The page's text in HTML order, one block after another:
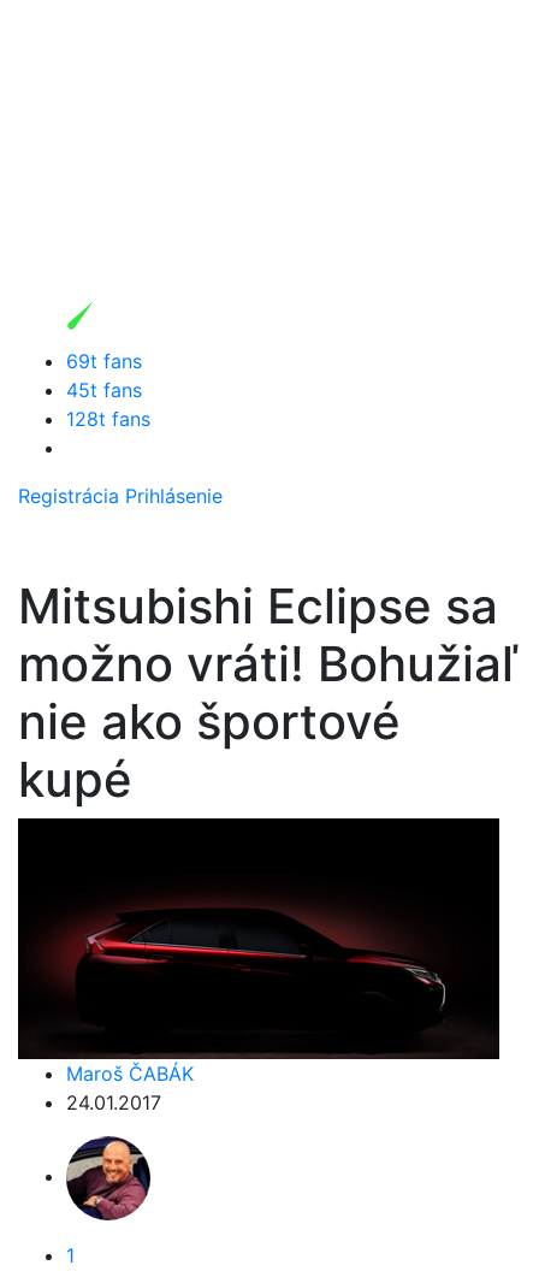
69t fans
45t fans
128t fans
Registrácia Prihlásenie
Mitsubishi Eclipse sa
možno vráti! Bohužiaľ
nie ako športové
kupé
Maroš ČABÁK
24.01.2017
1